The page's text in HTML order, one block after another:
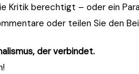
Kritik berechtigt – oder ein
oder teilen Sie den
der verbindet.